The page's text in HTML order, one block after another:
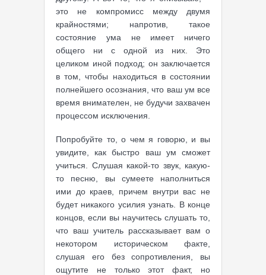
это не компромисс между двумя
крайностями; напротив, такое
состояние ума не имеет ничего
общего ни с одной из них. Это
целиком иной подход; он заключается
в том, чтобы находиться в состоянии
полнейшего осознания, что ваш ум все
время внимателен, не будучи захвачен
процессом исключения.
Попробуйте то, о чем я говорю, и вы
увидите, как быстро ваш ум сможет
учиться. Слушая какой-то звук, какую-
то песню, вы сумеете наполниться
ими до краев, причем внутри вас не
будет никакого усилия узнать. В конце
концов, если вы научитесь слушать то,
что ваш учитель рассказывает вам о
некотором историческом факте,
слушая его без сопротивления, вы
ощутите не только этот факт, но